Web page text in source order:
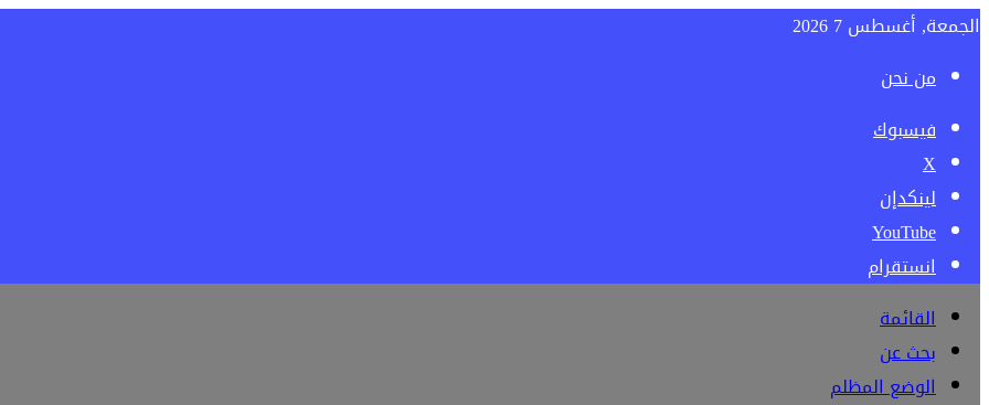
الجمعة, أغسطس 7 2026
من نحن
فيسبوك
‫X
لينكدإن
‫YouTube
انستقرام
القائمة
بحث عن
الوضع المظلم